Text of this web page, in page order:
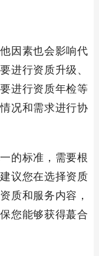
因素也会影响代
进行资质升级、
进行资质年检等
况和需求进行协
的标准，需要根
议您在选择资质
质和服务内容，
您能够获得蕞合